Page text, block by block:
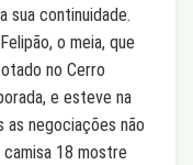
sua continuidade.
o meia, que
no Cerro
e esteve na
as negociações não
18 mostre